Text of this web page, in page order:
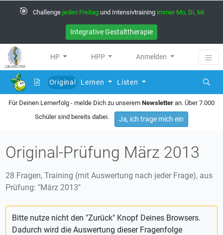
🎯 Challenge jeden Freitag und Intensivtraining immer Mo, Di, Mi
Integrative Gestalttherapie
HP HPP Anmelden
Original
Lernen Listen
Für Deinen Lernerfolg - melde Dich zu unserem Newsletter an. Über 7.000
Schüler sind bereits dabei.
Ja, ich trage mich ein
Original-Prüfung März 2013
28 Fragen, Training (mit Auswertung nach jeder Frage), aus
Prüfung: "März 2013"
Bitte nutze nicht den "Zurück" Knopf Deines Browsers.
Dadurch wird die Auswertung dieser Fragenfolge